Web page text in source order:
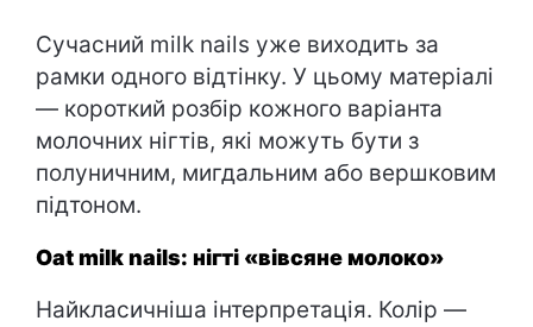
Сучасний milk nails уже виходить за
рамки одного відтінку. У цьому матеріалі
— короткий розбір кожного варіанта
молочних нігтів, які можуть бути з
полуничним, мигдальним або вершковим
підтоном.
Oat milk nails: нігті «вівсяне молоко»
Найкласичніша інтерпретація. Колір —